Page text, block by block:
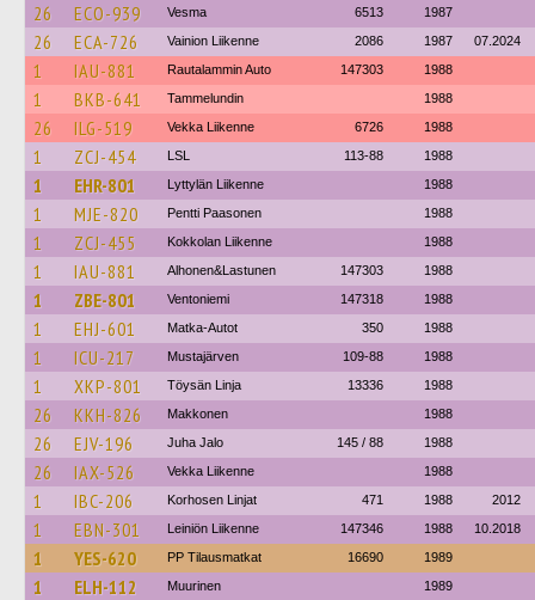
26 ECO-939 Vesma 6513 1987
26 ECA-726 Vainion Liikenne 2086 1987 07.2024
1 IAU-881 Rautalammin Auto 147303 1988
1 BKB-641 Tammelundin 1988
26 ILG-519 Vekka Liikenne 6726 1988
1 ZCJ-454 LSL 113-88 1988
1 EHR-801 Lyttylän Liikenne 1988
1 MJE-820 Pentti Paasonen 1988
1 ZCJ-455 Kokkolan Liikenne 1988
1 IAU-881 Alhonen&Lastunen 147303 1988
1 ZBE-801 Ventoniemi 147318 1988
1 EHJ-601 Matka-Autot 350 1988
1 ICU-217 Mustajärven 109-88 1988
1 XKP-801 Töysän Linja 13336 1988
26 KKH-826 Makkonen 1988
26 EJV-196 Juha Jalo 145 / 88 1988
26 IAX-526 Vekka Liikenne 1988
1 IBC-206 Korhosen Linjat 471 1988 2012
1 EBN-301 Leiniön Liikenne 147346 1988 10.2018
1 YES-620 PP Tilausmatkat 16690 1989
1 ELH-112 Muurinen 1989